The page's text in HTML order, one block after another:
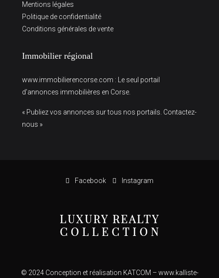
Mentions légales
Politique de confidentialité
Conditions générales de vente
Immobilier régional
www.immobilierencorse.com : Le seul portail
d’annonces immobilières en Corse.
« Publiez vos annonces sur tous nos portails. Contactez-
nous »
Facebook Instagram
© 2024 Conception et réalisation KATCOM – www.kalliste-